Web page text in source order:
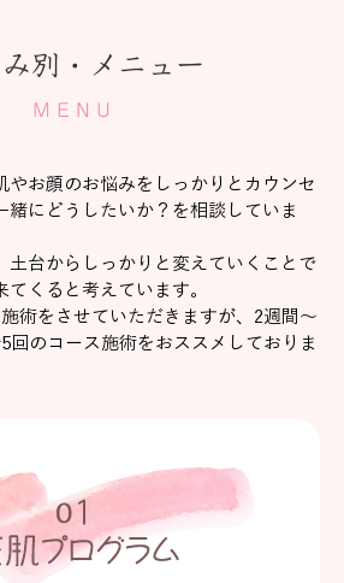
別・メニュー
MENU
やお顔のお悩みをしっかりとカウンセ
緒にどうしたいか？を相談していま
土台からしっかりと変えていくことで
くると考えています。
術をさせていただきますが、2週間～
回のコース施術をおススメしておりま